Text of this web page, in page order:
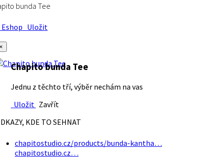
bunda Tee
Uložit
Chapito bunda Tee
Jednu z těchto tří, výběr nechám na vas
Uložit Zavřít
KDE TO SEHNAT
chapitostudio.cz/products/bunda-kantha…
chapitostudio.cz…